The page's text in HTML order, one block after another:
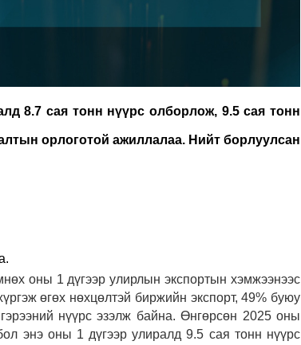
8.7 сая тонн нүүрс олборлож, 9.5 сая тонн
орлоготой ажиллалаа. Нийт борлуулсан
оны 1 дүгээр улирлын экспортын хэмжээнээс
өгөх нөхцөлтэй биржийн экспорт, 49% буюу
нүүрс эзэлж байна.Өнгөрсөн 2025 оны
энэ оны 1 дүгээр улиралд 9.5 сая тонн нүүрс